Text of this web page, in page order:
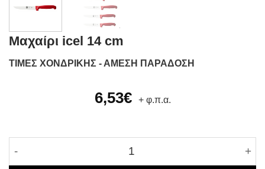
Μαχαίρι icel 14 cm
ΤΙΜΕΣ ΧΟΝΔΡΙΚΗΣ - ΑΜΕΣΗ ΠΑΡΑΔΟΣΗ
6,53€ + φ.π.α.